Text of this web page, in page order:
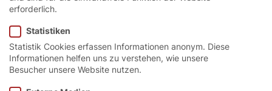
FlexCoreBollard.
Starker Anfahrschutz.
erforderlich.
Statistiken
Statistik Cookies erfassen Informationen anonym. Diese
Informationen helfen uns zu verstehen, wie unsere
Besucher unsere Website nutzen.